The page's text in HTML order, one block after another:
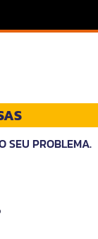
SEU PROBLEMA.